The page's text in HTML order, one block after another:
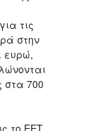
τις
στην
ευρώ,
στα 700
το ΕΕΤ